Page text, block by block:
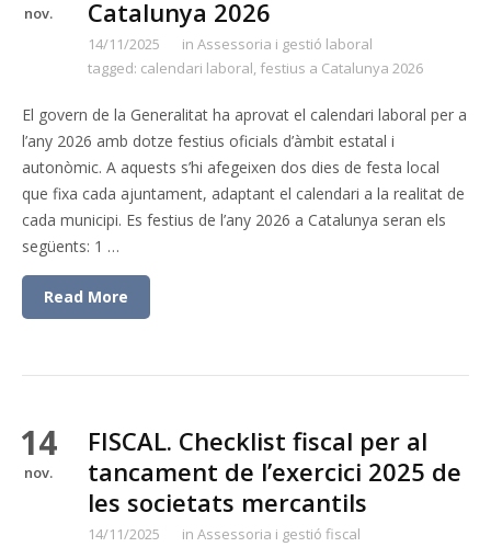
nov.
Catalunya 2026
14/11/2025 in Assessoria i gestió laboral
tagged: calendari laboral, festius a Catalunya 2026
El govern de la Generalitat ha aprovat el calendari laboral per a
l’any 2026 amb dotze festius oficials d’àmbit estatal i
autonòmic. A aquests s’hi afegeixen dos dies de festa local
que fixa cada ajuntament, adaptant el calendari a la realitat de
cada municipi. Es festius de l’any 2026 a Catalunya seran els
següents: 1 …
Read More
14
nov.
FISCAL. Checklist fiscal per al
tancament de l’exercici 2025 de
les societats mercantils
14/11/2025 in Assessoria i gestió fiscal